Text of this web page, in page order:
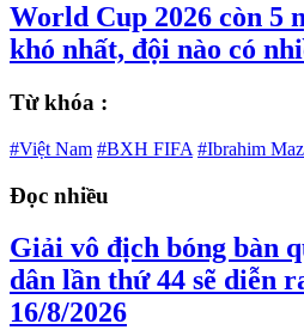
World Cup 2026 còn 5
khó nhất, đội nào có
Từ khóa :
#Việt Nam #BXH FIFA #Ibrahim
Đọc nhiều
Giải vô địch bóng bàn
dân lần thứ 44 sẽ diễn
16/8/2026